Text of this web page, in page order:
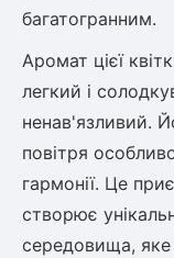
багатогранним.
Аромат цієї
легкий і
ненав'язливий.
повітря
гармонії. Це
створює
середовища,